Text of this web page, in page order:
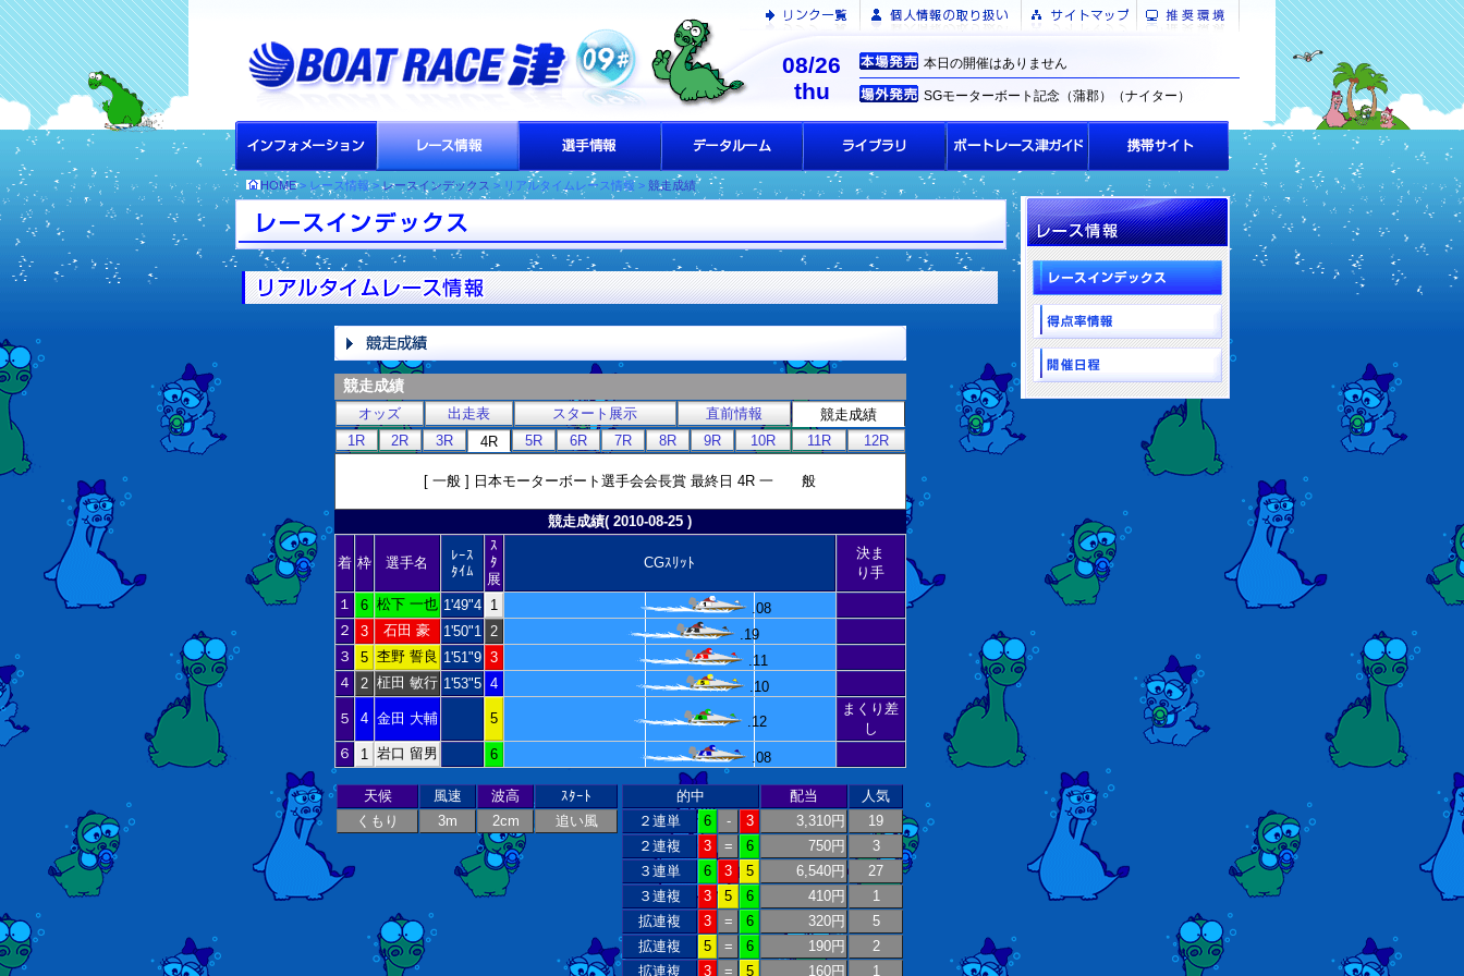
本日の開催はありません
SGモーターボート記念（蒲郡）（ナイター）
08/26
thu
HOME> レース情報 >レースインデックス > リアルタイムレース情報 > 競走成績
競走成績
オッズ 出走表 スタート展示 直前情報
競走成績
1R
2R 3R 4R 5R 6R 7R 8R 9R 10R 11R 12R
[ 一般 ] 日本モーターボート選手会会長賞 最終日 4R 一 般
競走成績( 2010-08-25 )
着 枠 選手名
ﾚｰｽ
ﾀｲﾑ
ｽ
ﾀ
展
CGｽﾘｯﾄ
決ま
り手
１
6 松下 一也 1'49"4 1
.08
２
3 石田 豪 1'50"1 2
.19
３
5 杢野 誓良 1'51"9 3
.11
４
2 柾田 敏行 1'53"5 4
.10
５
4 金田 大輔 5 .12
まくり差
し
６
1 岩口 留男 6 .08
天候 風速 波高
ｽﾀｰﾄ
くもり
3m 2cm 追い風
的中 配当
人気
２連単
6 - 3 3,310円
19
２連複
3 = 6 750円
3
３連単
6 3 5 6,540円
27
３連複
3 5 6 410円
1
拡連複
3 = 6 320円
5
拡連複
5 = 6 190円
2
拡連複
3 = 5 160円 1